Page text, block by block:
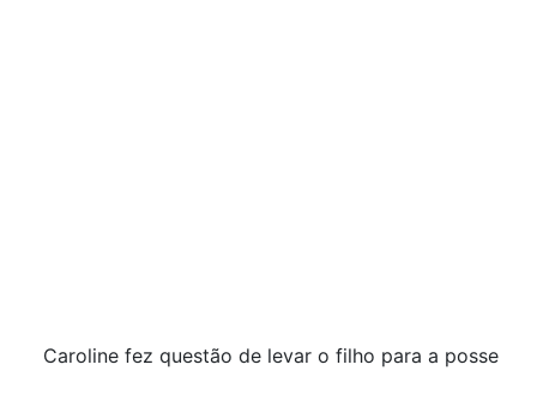
Caroline fez questão de levar o filho para a posse